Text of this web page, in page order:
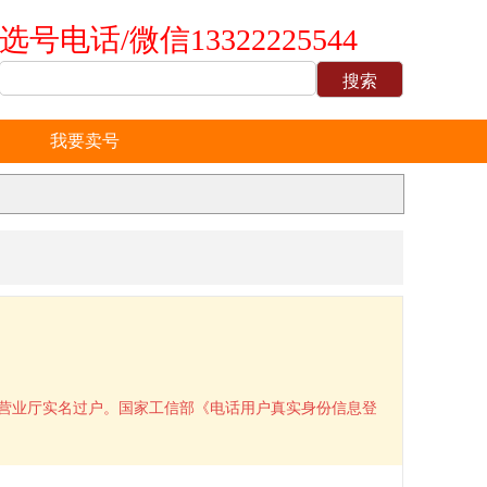
选号电话/微信13322225544
我要卖号
业厅实名过户。国家工信部《电话用户真实身份信息登